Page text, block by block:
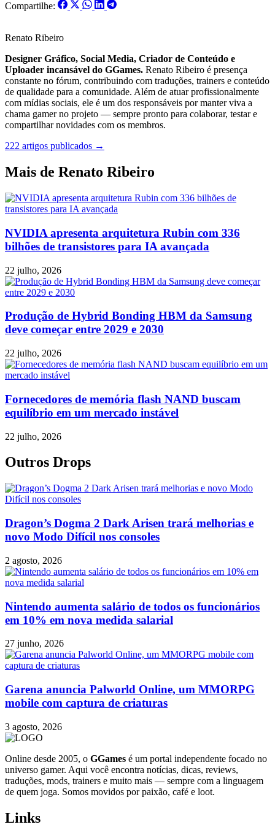
Compartilhe:
Renato Ribeiro
Designer Gráfico, Social Media, Criador de Conteúdo e
Uploader incansável do GGames. Renato Ribeiro é presença
constante no fórum, contribuindo com traduções, trainers e conteúdo
de qualidade para a comunidade. Além de atuar profissionalmente
com mídias sociais, ele é um dos responsáveis por manter viva a
chama gamer no projeto — sempre pronto para colaborar, testar e
compartilhar novidades com os membros.
222 artigos publicados →
Mais de Renato Ribeiro
NVIDIA apresenta arquitetura Rubin com 336
bilhões de transistores para IA avançada
22 julho, 2026
Produção de Hybrid Bonding HBM da Samsung
deve começar entre 2029 e 2030
22 julho, 2026
Fornecedores de memória flash NAND buscam
equilíbrio em um mercado instável
22 julho, 2026
Outros Drops
Dragon’s Dogma 2 Dark Arisen trará melhorias e
novo Modo Difícil nos consoles
2 agosto, 2026
Nintendo aumenta salário de todos os funcionários
em 10% em nova medida salarial
27 junho, 2026
Garena anuncia Palworld Online, um MMORPG
mobile com captura de criaturas
3 agosto, 2026
Online desde 2005, o GGames é um portal independente focado no
universo gamer. Aqui você encontra notícias, dicas, reviews,
traduções, mods, trainers e muito mais — sempre com a linguagem
de quem joga. Somos movidos por paixão, café e loot.
Links